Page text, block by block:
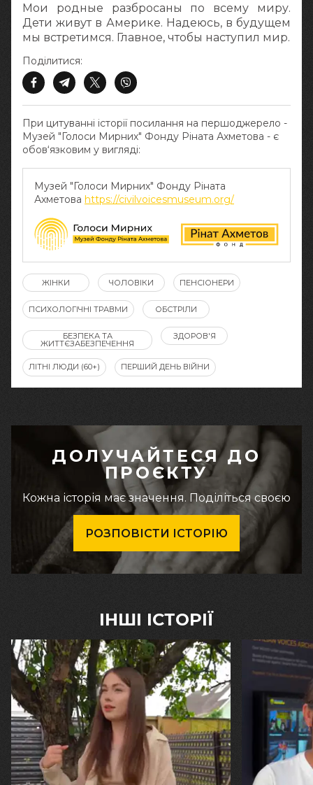
Мои родные разбросаны по всему миру.
Дети живут в Америке. Надеюсь, в будущем
мы встретимся. Главное, чтобы наступил мир.
При цитуванні історії посилання на першоджерело -
Музей "Голоси Мирних" Фонду Ріната Ахметова - є
обов‘язковим у вигляді:
Музей "Голоси Мирних" Фонду Ріната
Ахметова https://civilvoicesmuseum.org/
Поділитися:
ЖІНКИ ЧОЛОВІКИ ПЕНСІОНЕРИ
ПСИХОЛОГІЧНІ ТРАВМИ ОБСТРІЛИ
БЕЗПЕКА ТА
ЖИТТЄЗАБЕЗПЕЧЕННЯ
ЗДОРОВ'Я
ЛІТНІ ЛЮДИ (60+) ПЕРШИЙ ДЕНЬ ВІЙНИ
ДОЛУЧАЙТЕСЯ ДО
ПРОЄКТУ
Кожна історія має значення. Поділіться своєю
РОЗПОВІСТИ ІСТОРІЮ
ІНШІ ІСТОРІЇ
30.07.2026
29.07.2026